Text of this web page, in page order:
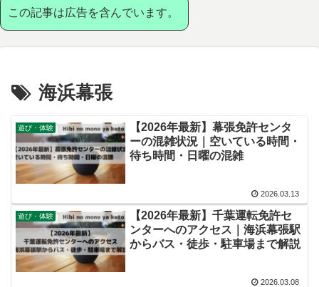
この記事は広告を含んでいます。
海浜幕張
遊び・体験
【2026年最新】幕張免許センタ
ーの混雑状況｜空いている時間・
待ち時間・日曜の混雑
2026.03.13
遊び・体験
【2026年最新】千葉運転免許セ
ンターへのアクセス｜海浜幕張駅
からバス・徒歩・駐車場まで解説
2026.03.08